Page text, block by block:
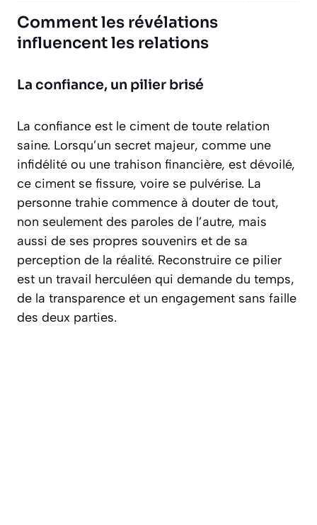
Comment les révélations
influencent les relations
La confiance, un pilier brisé
La confiance est le ciment de toute relation
saine. Lorsqu’un secret majeur, comme une
infidélité ou une trahison financière, est dévoilé,
ce ciment se fissure, voire se pulvérise. La
personne trahie commence à douter de tout,
non seulement des paroles de l’autre, mais
aussi de ses propres souvenirs et de sa
perception de la réalité. Reconstruire ce pilier
est un travail herculéen qui demande du temps,
de la transparence et un engagement sans faille
des deux parties.